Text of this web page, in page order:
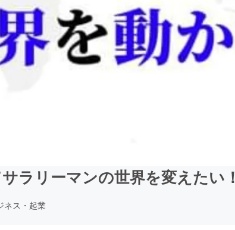
ラリーマンの世界を変えたい！
ネス・起業